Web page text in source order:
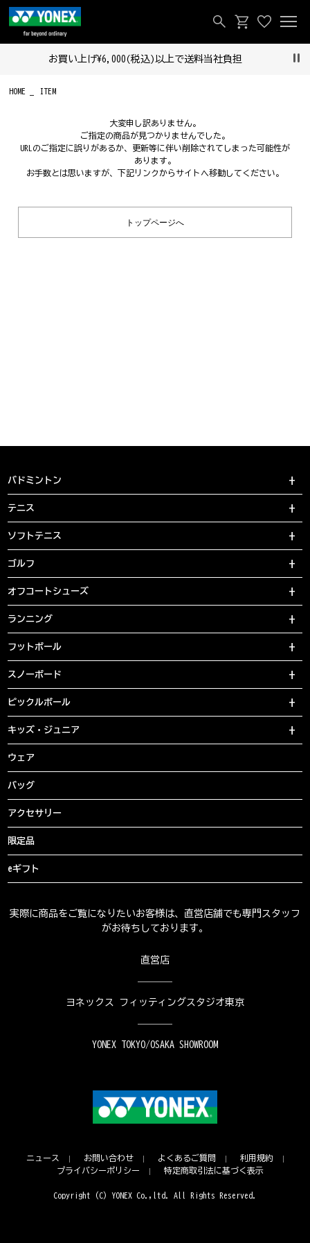
お買い上げ¥6,000(税込)以上で送料当社負担
HOME ITEM
大変申し訳ありません。
ご指定の商品が見つかりませんでした。
URLのご指定に誤りがあるか、更新等に伴い削除されてしまった可能性が
あります。
お手数とは思いますが、下記リンクからサイトへ移動してください。
トップページへ
バドミントン
テニス
ソフトテニス
ゴルフ
オフコートシューズ
ランニング
フットボール
スノーボード
ピックルボール
キッズ・ジュニア
ウェア
バッグ
アクセサリー
限定品
eギフト
実際に商品をご覧になりたいお客様は、直営店舗でも専門スタッフ
がお待ちしております。
直営店
ヨネックス フィッティングスタジオ東京
YONEX TOKYO/OSAKA SHOWROOM
ニュース お問い合わせ よくあるご質問
利用規約
プライバシーポリシー
特定商取引法に基づく表示
Copyright (C) YONEX Co.,ltd. All Rights Reserved.